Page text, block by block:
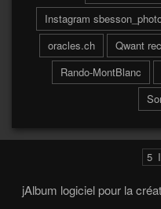
Açores
Afrique
Al
Aletsch 73
Instagram
oracles.ch
Qwant
Rando-MontBlanc
5
jAlbum logiciel pour la